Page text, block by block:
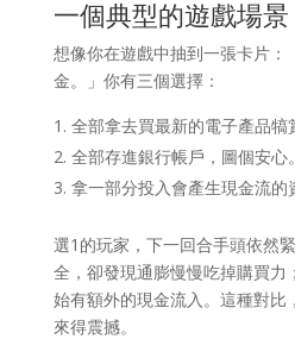
一個典型的遊戲場景
想像你在遊戲中抽到一張卡片：
金。」你有三個選擇：
全部拿去買最新的電子產品犒
全部存進銀行帳戶，圖個安心。
拿一部分投入會產生現金流的
選1的玩家，下一回合手頭依然
全，卻發現通膨慢慢吃掉購買力
始有額外的現金流入。這種對比
來得震撼。